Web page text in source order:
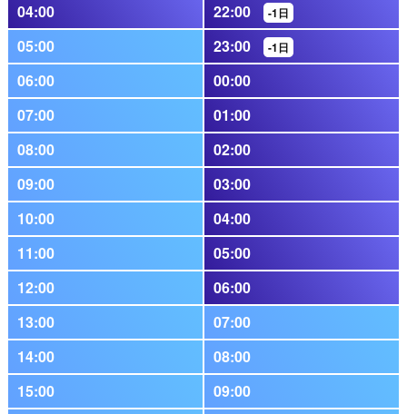
04:00 22:00 -1日
05:00 23:00 -1日
06:00
00:00
07:00
01:00
08:00
02:00
09:00
03:00
10:00
04:00
11:00
05:00
12:00
06:00
13:00
07:00
14:00
08:00
15:00
09:00